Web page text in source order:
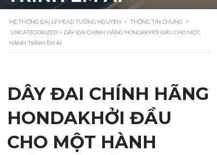
HỆ THỐNG ĐẠI LÝ HEAD TƯỜNG NGUYÊN > THÔNG TIN CHUNG >
UNCATEGORIZED > DÂY ĐAI CHÍNH HÃNG HONDAKHỞI ĐẦU CHO MỘT
HÀNH TRÌNH ÊM ÁI
DÂY ĐAI CHÍNH HÃNG
HONDAKHỞI ĐẦU
CHO MỘT HÀNH